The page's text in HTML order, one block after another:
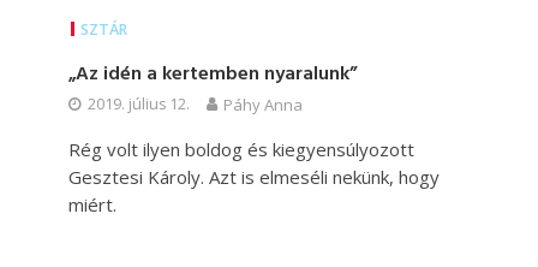
SZTÁR
„Az idén a kertemben nyaralunk”
2019. július 12. Páhy Anna
Rég volt ilyen boldog és kiegyensúlyozott
Gesztesi Károly. Azt is elmeséli nekünk, hogy
miért.